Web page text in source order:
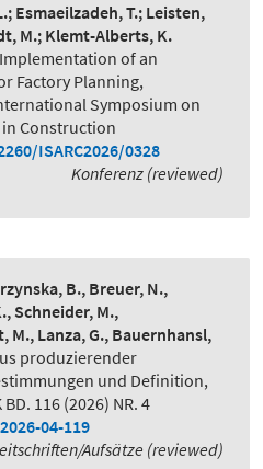
Esmaeilzadeh, T.; Leisten,
M.; Klemt-Alberts, K.
of an
Factory Planning,
Symposium on
Construction
ISARC2026/0328
Konferenz (reviewed)
B., Breuer, N.,
Schneider, M.,
Lanza, G., Bauernhansl,
produzierender
und Definition,
BD. 116 (2026) NR. 4
04-119
Aufsätze (reviewed)